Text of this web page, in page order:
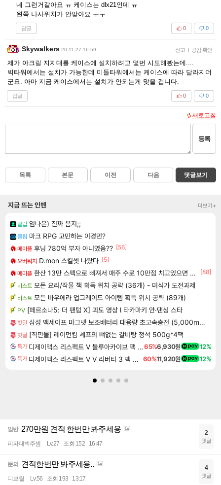
네 그런거같아요 ㅠ 케이스는 dlx21인데 ㅠ
왼쪽 나사위치가 안맞아요 ㅜㅜ
답글 0
0
Skywalkers 20-11-27 16:59 신고 | 공감 확인
제가 아크릴 지지대를 케이스에 설치하려고 몇번 시도해봤는데....
빅타워에서는 설치가 가능한데 미들타워에서는 케이스에 따라 달라지더
군요. 아마 지금 케이스에서는 설치가 안되는게 맞을 겁니다.
답글 0
0
새로고침
등록
목록 본문 이전 다음 댓글보기
지금 뜨는 인벤 더보기+
클립 임나은) 진짜 음지;;
클립 마크 RPG 고민하는 이경민?
메이플 후닝 780억 부자 아니였음?? [56]
오버워치 D.mon 스킬셋 나왔다 [5]
메이플 환산 13만 스펙으로 삐져서 매주 수로 10만점 치고있으면 ㅋㅋ
[88]
비스트 모든 요리/작물 책 획득 위치 공략 (36개) - 미식가 도전과제
비스트 모든 바우에라 업그레이드 아이템 획득 위치 공략 (89개)
PV [페르소나5: 더 팬텀 X] 괴도 영상 l 타카마키 안·댄싱 스타
핫딜 삼성 맥세이프 마그넷 보조배터리 대용량 초고속충전 (5,000mAh 유선25W 무선15W)
핫딜 [직판몰] 레이먼킴 셰프의 뼈없는 갈비탕 정석 500g*4팩
특가 디제이맥스 리스펙트 V 블루아카이브 팩 DJMAX RESPECT V Blue Archive Pack DLC65%6,930원 12%
특가 디제이맥스 리스펙트 V V 리버티 3 팩 DJMAX RESPECT V V Liberty 3 Pack DLC 60%11,920원 12%
일반 270만원 견적 한번만 봐주세용
피파대박주셈 Lv.27 조회 152 16:47
2
댓글
문의 견적한번만 봐주세용..
디브릴 Lv.56 조회 193 13:17
4
댓글